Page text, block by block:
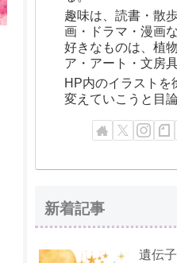
趣味は、読書・散
画・ドラマ・漫画な
好きなものは、植
ア・アート・文房具
HP内のイラストを
変えていこうと目
新着記事
遺伝